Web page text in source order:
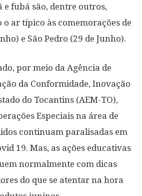
e fubá são, dentre outros,
o ar típico às comemorações de
e São Pedro (29 de Junho).
por meio da Agência de
da Conformidade, Inovação
do Tocantins (AEM-TO),
Especiais na área de
continuam paralisadas em
19. Mas, as ações educativas
normalmente com dicas
do que se atentar na hora